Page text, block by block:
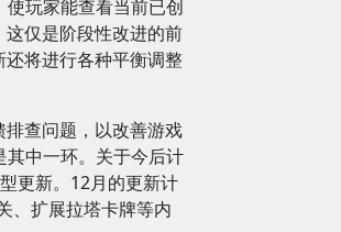
玩家能查看当前已创
仅是阶段性改进的前
将进行各种平衡调整
查问题，以改善游戏
中一环。关于今后计
更新。12月的更新计
、扩展拉塔卡牌等内